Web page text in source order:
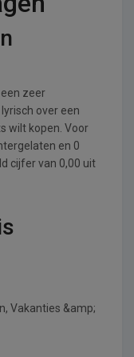
zeer
over een
wilt kopen. Voor
en 0
cijfer van 0,00 uit
Vakanties &amp;